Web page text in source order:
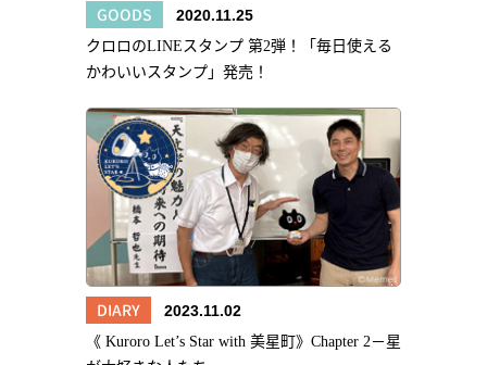
GOODS 2020.11.25
クロロのLINEスタンプ 第2弾！「毎日使える
かわいいスタンプ」発売！
DIARY 2023.11.02
《 Kuroro Let’s Star with 美星町》Chapter 2－星